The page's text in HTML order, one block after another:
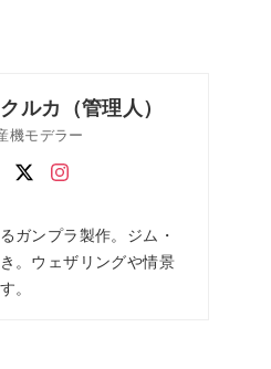
ルカ（管理人）
機モデラー
ガンプラ製作。ジム・
。ウェザリングや情景
。